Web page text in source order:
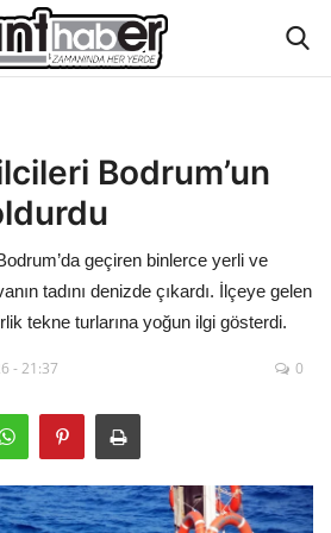
Bodrum’un
geçiren binlerce yerli ve
tadını denizde çıkardı. İlçeye gelen
tekne turlarına yoğun ilgi gösterdi.
- 21:37 0